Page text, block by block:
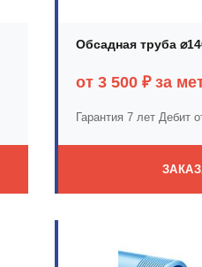
Обсадная труба
от 3 500 ₽ за
Гарантия 7 лет Дебит